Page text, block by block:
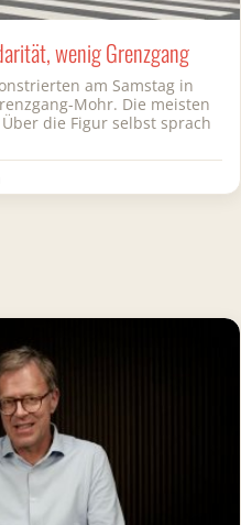
wenig Grenzgang
am Samstag in
Mohr. Die meisten
die Figur selbst sprach